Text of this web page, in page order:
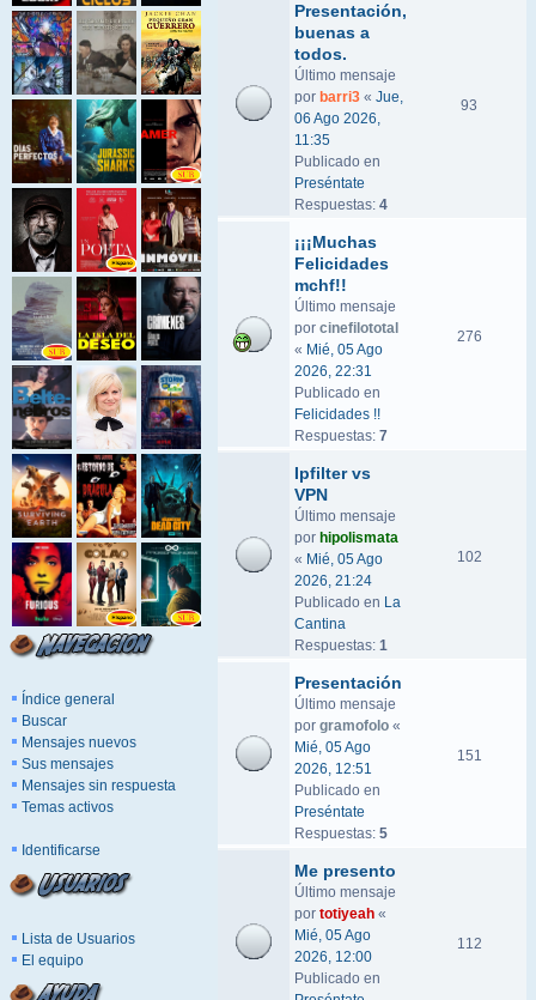
Índice general
Buscar
Mensajes nuevos
Sus mensajes
Mensajes sin respuesta
Temas activos
Identificarse
Lista de Usuarios
El equipo
Presentación,
buenas a
todos.
Último mensaje
por barri3 « Jue,
06 Ago 2026,
11:35
Publicado en
Preséntate
Respuestas: 4
93
¡¡¡Muchas
Felicidades
mchf!!
Último mensaje
por cinefilototal
« Mié, 05 Ago
2026, 22:31
Publicado en
Felicidades !!
Respuestas: 7
276
Ipfilter vs
VPN
Último mensaje
por hipolismata
« Mié, 05 Ago
2026, 21:24
Publicado en La
Cantina
Respuestas: 1
102
Presentación
Último mensaje
por gramofolo «
Mié, 05 Ago
2026, 12:51
Publicado en
Preséntate
Respuestas: 5
151
Me presento
Último mensaje
por totiyeah «
Mié, 05 Ago
2026, 12:00
Publicado en
112